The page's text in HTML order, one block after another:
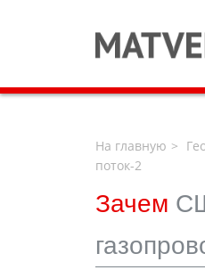
На главную
поток-2
Зачем